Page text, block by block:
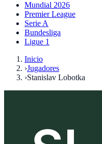
Mundial 2026
Premier League
Serie A
Bundesliga
Ligue 1
Inicio
›Jugadores
›Stanislav Lobotka